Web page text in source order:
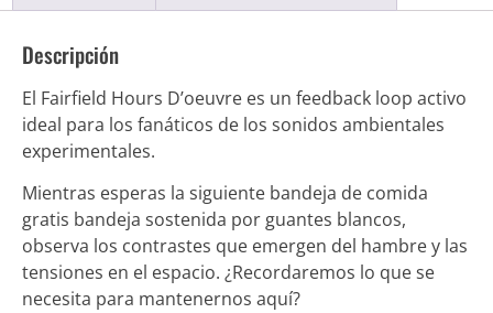
Descripción
El Fairfield Hours D’oeuvre es un feedback loop activo
ideal para los fanáticos de los sonidos ambientales
experimentales.
Mientras esperas la siguiente bandeja de comida
gratis bandeja sostenida por guantes blancos,
observa los contrastes que emergen del hambre y las
tensiones en el espacio. ¿Recordaremos lo que se
necesita para mantenernos aquí?